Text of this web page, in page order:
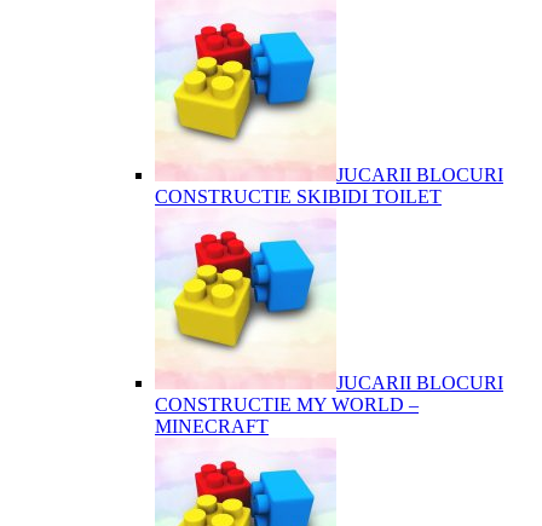
JUCARII BLOCURI
CONSTRUCTIE SKIBIDI TOILET
JUCARII BLOCURI
CONSTRUCTIE MY WORLD –
MINECRAFT